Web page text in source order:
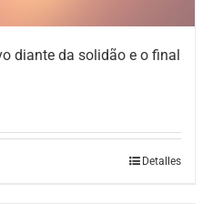
diante da solidão e o final
Detalles